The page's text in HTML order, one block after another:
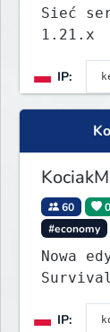
Sieć
1.21.x
IP:
60 0
#economy
Nowa
IP: